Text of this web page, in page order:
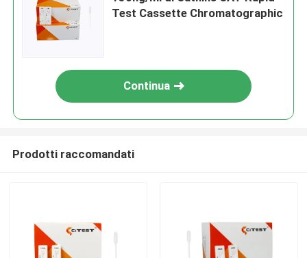
Test Cassette Chromatographic
Continua
Prodotti raccomandati